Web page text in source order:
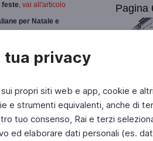
tua privacy
propri siti web e app, cookie e
e strumenti equivalenti, anche di
tuo consenso, Rai e terzi
ed elaborare dati personali (es.
feste, vai all'articolo
per Natale e
Pagina